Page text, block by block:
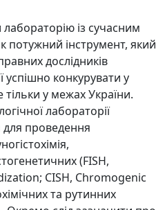
із сучасним
потужний інструмент, який
дослідників
успішно конкурувати у
тільки у межах України.
лабораторії
проведення
(FISH,
CISH, Chromogenic
та рутинних